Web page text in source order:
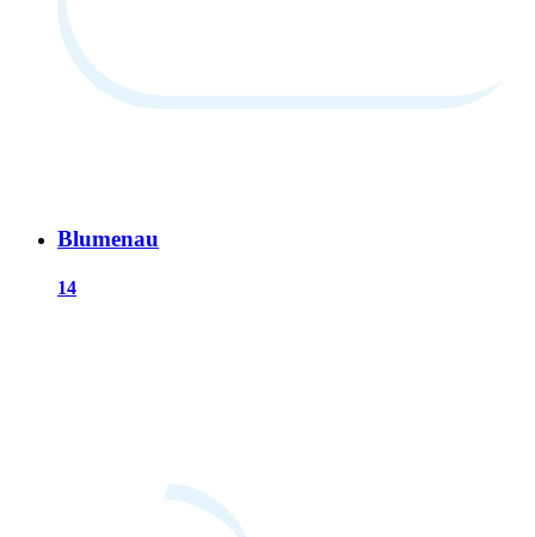
Blumenau
14